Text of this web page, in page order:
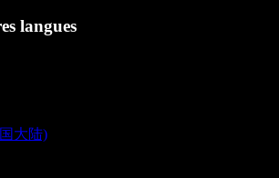
langues
大陆)